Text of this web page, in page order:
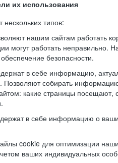
их использования
типов:
нашим сайтам работать
могут работать неправильно.
безопасности.
в себе информацию,
Позволяют собирать
какие страницы посещают,
в себе информацию о
cookie для оптимизации
ваших индивидуальных